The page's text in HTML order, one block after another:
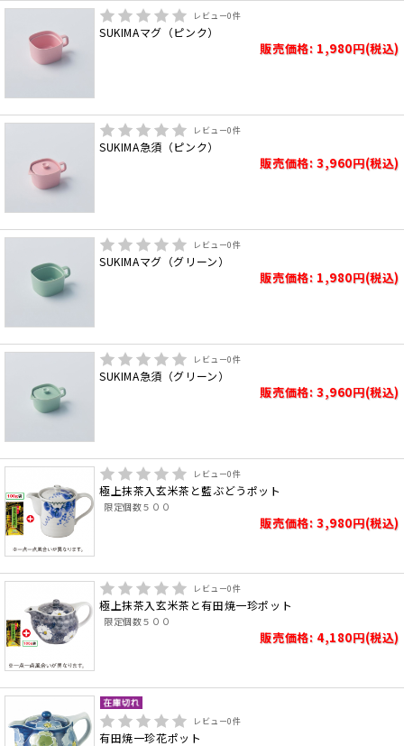
レビュー0件
SUKIMAマグ（ピンク）
販売価格: 1,980円(税込)
レビュー0件
SUKIMA急須（ピンク）
販売価格: 3,960円(税込)
レビュー0件
SUKIMAマグ（グリーン）
販売価格: 1,980円(税込)
レビュー0件
SUKIMA急須（グリーン）
販売価格: 3,960円(税込)
レビュー0件
極上抹茶入玄米茶と藍ぶどうポット
限定個数５００
販売価格: 3,980円(税込)
レビュー0件
極上抹茶入玄米茶と有田焼一珍ポット
限定個数５００
販売価格: 4,180円(税込)
レビュー0件
有田焼一珍花ポット